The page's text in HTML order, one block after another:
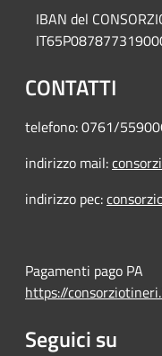
IBAN del
CONTATTI
telefono: 0761/
indirizzo mail:
indirizzo pec:
Pagamenti pago PA
https://
Seguici su